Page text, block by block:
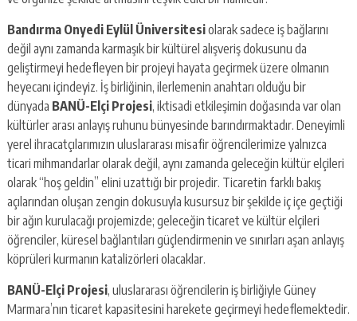
Bandırma Onyedi Eylül Üniversitesiolarak sadece iş bağlarını
değil aynı zamanda karmaşık bir kültürel alışveriş dokusunu da
geliştirmeyi hedefleyen bir projeyi hayata geçirmek üzere olmanın
heyecanı içindeyiz. İş birliğinin, ilerlemenin anahtarı olduğu bir
dünyada BANÜ-Elçi Projesi, iktisadi etkileşimin doğasında var olan
kültürler arası anlayış ruhunu bünyesinde barındırmaktadır. Deneyimli
yerel ihracatçılarımızın uluslararası misafir öğrencilerimize yalnızca
ticari mihmandarlar olarak değil, aynı zamanda geleceğin kültür elçileri
olarak “hoş geldin” elini uzattığı bir projedir. Ticaretin farklı bakış
açılarından oluşan zengin dokusuyla kusursuz bir şekilde iç içe geçtiği
bir ağın kurulacağı projemizde; geleceğin ticaret ve kültür elçileri
öğrenciler, küresel bağlantıları güçlendirmenin ve sınırları aşan anlayış
köprüleri kurmanın katalizörleri olacaklar.
BANÜ-Elçi Projesi, uluslararası öğrencilerin iş birliğiyle Güney
Marmara’nın ticaret kapasitesini harekete geçirmeyi hedeflemektedir.